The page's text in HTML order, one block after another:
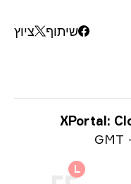
שיתוף ציוץ
XPortal: